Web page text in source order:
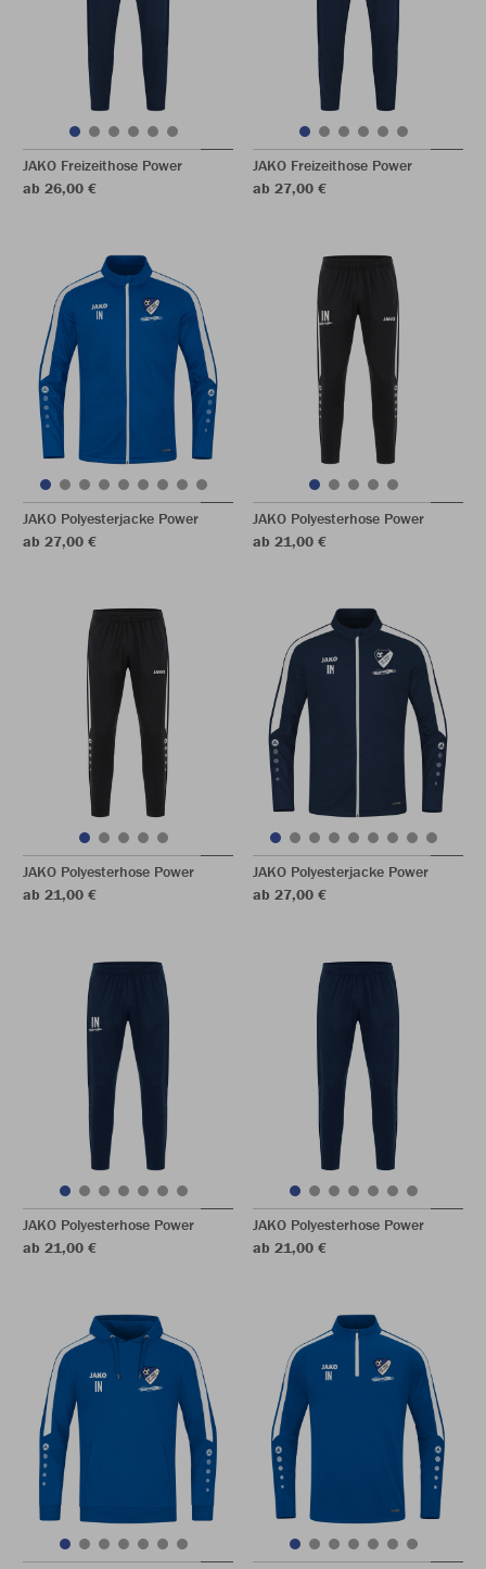
JAKO Freizeithose Power
ab 26,00 €
JAKO Freizeithose Power
ab 27,00 €
JAKO Polyesterjacke Power
ab 27,00 €
JAKO Polyesterhose Power
ab 21,00 €
JAKO Polyesterhose Power
ab 21,00 €
JAKO Polyesterjacke Power
ab 27,00 €
JAKO Polyesterhose Power
ab 21,00 €
JAKO Polyesterhose Power
ab 21,00 €